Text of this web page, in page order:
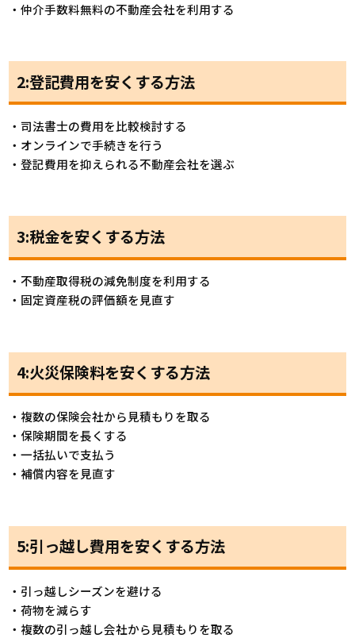
・仲介手数料無料の不動産会社を利用する
2:登記費用を安くする方法
・司法書士の費用を比較検討する
・オンラインで手続きを行う
・登記費用を抑えられる不動産会社を選ぶ
3:税金を安くする方法
・不動産取得税の減免制度を利用する
・固定資産税の評価額を見直す
4:火災保険料を安くする方法
・複数の保険会社から見積もりを取る
・保険期間を長くする
・一括払いで支払う
・補償内容を見直す
5:引っ越し費用を安くする方法
・引っ越しシーズンを避ける
・荷物を減らす
・複数の引っ越し会社から見積もりを取る